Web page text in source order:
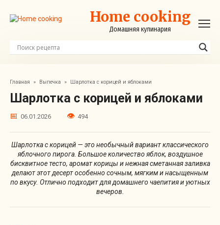
контенту
Home cooking
Домашняя кулинария
Главная » Выпечка » Шарлотка с корицей и яблоками
Шарлотка с корицей и яблоками
06.01.2026 494
Шарлотка с корицей — это необычный вариант классического
яблочного пирога. Большое количество яблок, воздушное
бисквитное тесто, аромат корицы и нежная сметанная заливка
делают этот десерт особенно сочным, мягким и насыщенным
по вкусу. Отлично подходит для домашнего чаепития и уютных
вечеров.